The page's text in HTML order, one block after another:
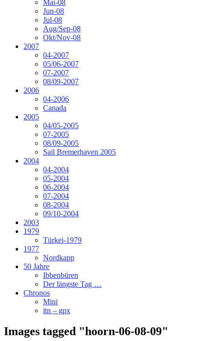
Mai-08
Jun-08
Jul-08
Aug/Sep-08
Okt/Nov-08
2007
04-2007
05/06-2007
07-2007
08/09-2007
2006
04-2006
Canada
2005
04/05-2005
07-2005
08/09-2005
Sail Bremerhaven 2005
2004
04-2004
05-2004
06-2004
07-2004
08-2004
09/10-2004
2003
1979
Türkei-1979
1977
Nordkapp
50 Jahre
Ibbenbüren
Der längste Tag …
Chronos
Mini
itn – gpx
Images tagged "hoorn-06-08-09"